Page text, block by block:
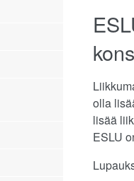
olla
lisää
ESLU